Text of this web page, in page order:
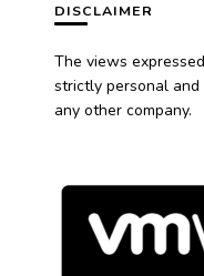
DISCLAIMER
The views
strictly personal
any other company.